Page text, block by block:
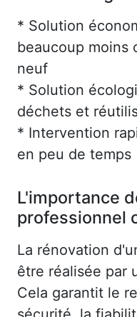
* Solution
beaucoup moins
neuf
* Solution
déchets et
* Intervention
en peu de temps
L'importance
professionnel
La rénovation
être réalisée par
Cela garantit le